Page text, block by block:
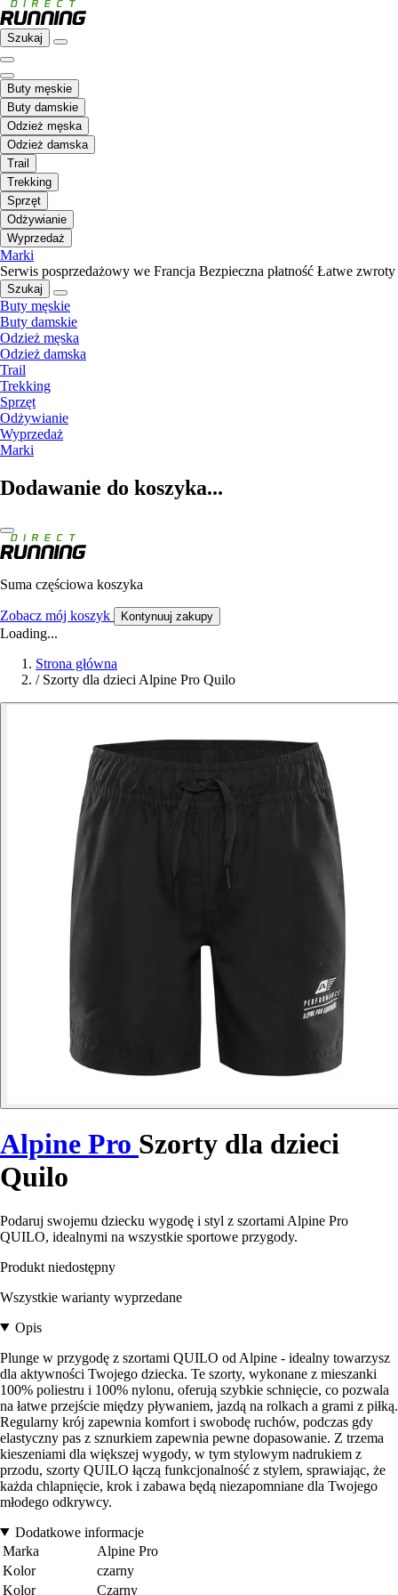
Szukaj
Buty męskie
Buty damskie
Odzież męska
Odzież damska
Trail
Trekking
Sprzęt
Odżywianie
Wyprzedaż
Marki
Serwis posprzedażowy we Francja Bezpieczna płatność Łatwe zwroty
Szukaj
Buty męskie
Buty damskie
Odzież męska
Odzież damska
Trail
Trekking
Sprzęt
Odżywianie
Wyprzedaż
Marki
Dodawanie do koszyka...
Suma częściowa koszyka
Zobacz mój koszyk Kontynuuj zakupy
Loading...
Strona główna
/ Szorty dla dzieci Alpine Pro Quilo
Alpine Pro Szorty dla dzieci
Quilo
Podaruj swojemu dziecku wygodę i styl z szortami Alpine Pro
QUILO, idealnymi na wszystkie sportowe przygody.
Produkt niedostępny
Wszystkie warianty wyprzedane
Opis
Plunge w przygodę z szortami QUILO od Alpine - idealny towarzysz
dla aktywności Twojego dziecka. Te szorty, wykonane z mieszanki
100% poliestru i 100% nylonu, oferują szybkie schnięcie, co pozwala
na łatwe przejście między pływaniem, jazdą na rolkach a grami z piłką.
Regularny krój zapewnia komfort i swobodę ruchów, podczas gdy
elastyczny pas z sznurkiem zapewnia pewne dopasowanie. Z trzema
kieszeniami dla większej wygody, w tym stylowym nadrukiem z
przodu, szorty QUILO łączą funkcjonalność z stylem, sprawiając, że
każda chlapnięcie, krok i zabawa będą niezapomniane dla Twojego
młodego odkrywcy.
Dodatkowe informacje
Marka
Alpine Pro
Kolor
czarny
Kolor
Czarny